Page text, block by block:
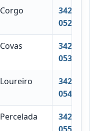
Corgo
3420-
052
Covas
3420-
053
Loureiro
3420-
054
Percelada
3420-